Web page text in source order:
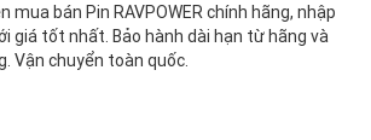
mua bán Pin RAVPOWER chính hãng, nhập
giá tốt nhất. Bảo hành dài hạn từ hãng và
Vận chuyển toàn quốc.